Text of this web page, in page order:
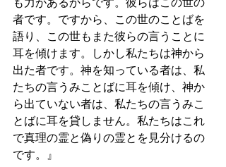
者です。ですから、この世のことばを
語り、この世もまた彼らの言うことに
耳を傾けます。しかし私たちは神から
出た者です。神を知っている者は、私
たちの言うみことばに耳を傾け、神か
ら出ていない者は、私たちの言うみこ
とばに耳を貸しません。私たちはこれ
で真理の霊と偽りの霊とを見分けるの
です。』